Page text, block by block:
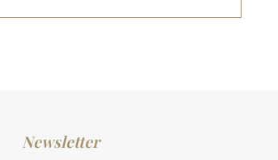
Newsletter